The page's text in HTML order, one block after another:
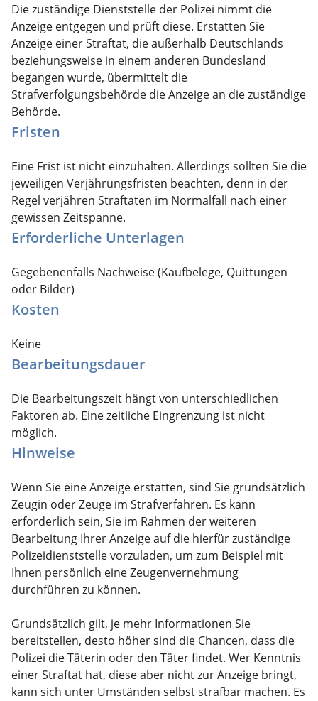
Die zuständige Dienststelle der Polizei nimmt die
Anzeige entgegen und prüft diese. Erstatten Sie
Anzeige einer Straftat, die außerhalb Deutschlands
beziehungsweise in einem anderen Bundesland
begangen wurde, übermittelt die
Strafverfolgungsbehörde die Anzeige an die zuständige
Behörde.
Fristen
Eine Frist ist nicht einzuhalten. Allerdings sollten Sie die
jeweiligen Verjährungsfristen beachten, denn in der
Regel verjähren Straftaten im Normalfall nach einer
gewissen Zeitspanne.
Erforderliche Unterlagen
Gegebenenfalls Nachweise (Kaufbelege, Quittungen
oder Bilder)
Kosten
Keine
Bearbeitungsdauer
Die Bearbeitungszeit hängt von unterschiedlichen
Faktoren ab. Eine zeitliche Eingrenzung ist nicht
möglich.
Hinweise
Wenn Sie eine Anzeige erstatten, sind Sie grundsätzlich
Zeugin oder Zeuge im Strafverfahren. Es kann
erforderlich sein, Sie im Rahmen der weiteren
Bearbeitung Ihrer Anzeige auf die hierfür zuständige
Polizeidienststelle vorzuladen, um zum Beispiel mit
Ihnen persönlich eine Zeugenvernehmung
durchführen zu können.
Grundsätzlich gilt, je mehr Informationen Sie
bereitstellen, desto höher sind die Chancen, dass die
Polizei die Täterin oder den Täter findet. Wer Kenntnis
einer Straftat hat, diese aber nicht zur Anzeige bringt,
kann sich unter Umständen selbst strafbar machen. Es